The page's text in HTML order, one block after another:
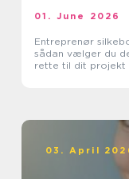
01. June 2026
Entreprenør
sådan vælger du
rette til dit projekt
03. April